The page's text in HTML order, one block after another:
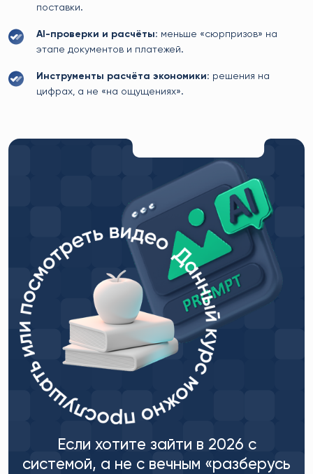
поставки.
AI-проверки и расчёты: меньше «сюрпризов» на
этапе документов и платежей.
Инструменты расчёта экономики: решения на
цифрах, а не «на ощущениях».
Если хотите зайти в 2026 с
системой, а не с вечным «разберусь